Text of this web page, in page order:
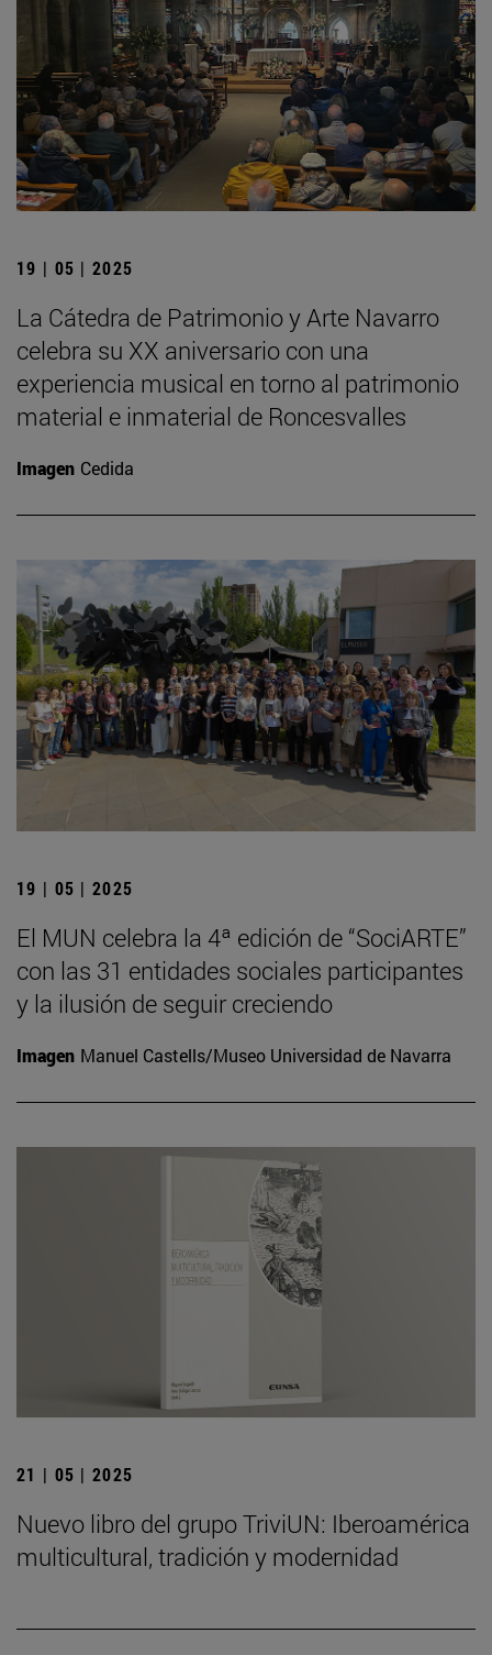
19 | 05 | 2025
La Cátedra de Patrimonio y Arte Navarro
celebra su XX aniversario con una
experiencia musical en torno al patrimonio
material e inmaterial de Roncesvalles
Imagen Cedida
19 | 05 | 2025
El MUN celebra la 4ª edición de “SociARTE”
con las 31 entidades sociales participantes
y la ilusión de seguir creciendo
Imagen Manuel Castells/Museo Universidad de Navarra
21 | 05 | 2025
Nuevo libro del grupo TriviUN: Iberoamérica
multicultural, tradición y modernidad